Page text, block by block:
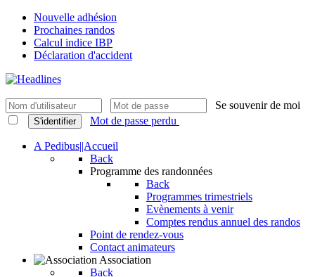
Nouvelle adhésion
Prochaines randos
Calcul indice IBP
Déclaration d'accident
Se souvenir de moi
S'identifier Mot de passe perdu
A Pedibus||Accueil
Back
Programme des randonnées
Back
Programmes trimestriels
Evènements à venir
Comptes rendus annuel des randos
Point de rendez-vous
Contact animateurs
Association
Back